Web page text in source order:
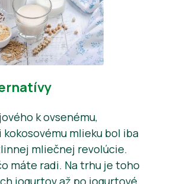
k ovsenému,
kokosovému mlieku bol iba
mliečnej revolúcie.
máte radi. Na trhu je toho